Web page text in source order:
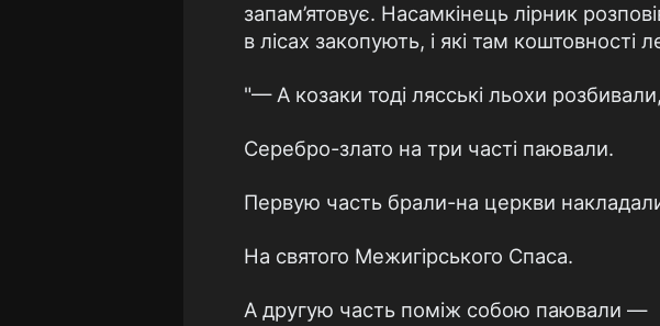
запам’ятовує. Насамкінець лірник
в лісах закопують, і які там коштовності
"— А козаки тоді лясські льохи розбивали,
Серебро-злато на три часті паювали.
Первую часть брали-на церкви
На святого Межигірського Спаса.
А другую часть поміж собою паювали —